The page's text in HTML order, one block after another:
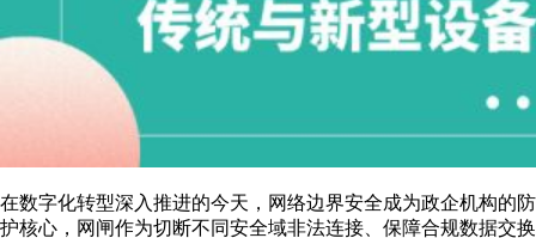
在数字化转型深入推进的今天，网络边界安全成为政企机构的防
护核心，网闸作为切断不同安全域非法连接、保障合规数据交换